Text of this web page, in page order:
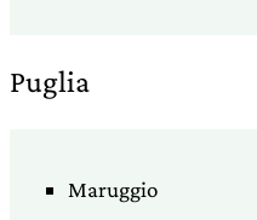
Puglia
Maruggio